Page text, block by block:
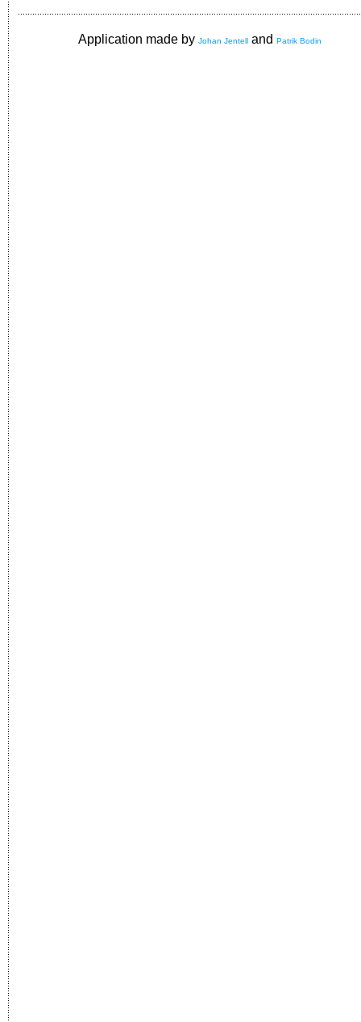
Application made by Johan Jentell and Patrik Bodin